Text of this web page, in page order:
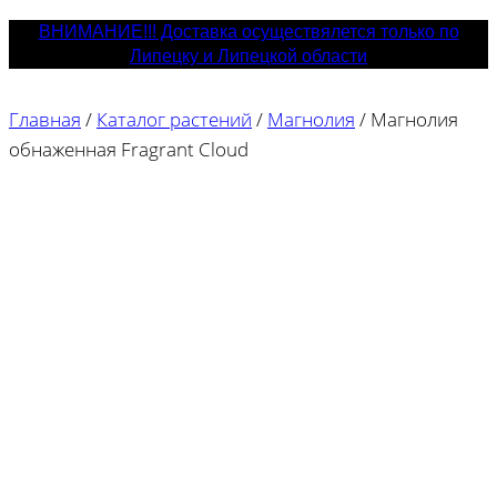
ВНИМАНИЕ!!! Доставка осуществялется только по
Липецку и Липецкой области
Главная / Каталог растений / Магнолия / Магнолия
обнаженная Fragrant Cloud